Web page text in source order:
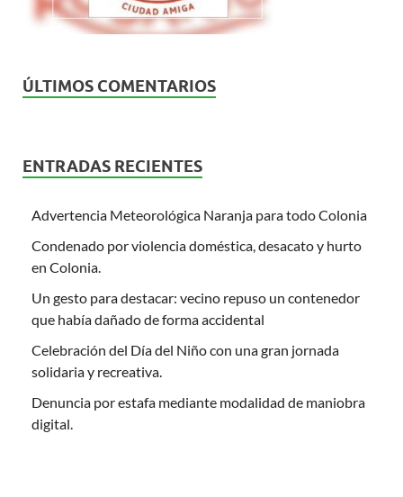
ÚLTIMOS COMENTARIOS
ENTRADAS RECIENTES
Advertencia Meteorológica Naranja para todo Colonia
Condenado por violencia doméstica, desacato y hurto
en Colonia.
Un gesto para destacar: vecino repuso un contenedor
que había dañado de forma accidental
Celebración del Día del Niño con una gran jornada
solidaria y recreativa.
Denuncia por estafa mediante modalidad de maniobra
digital.